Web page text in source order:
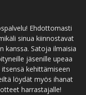
Ehdottomasti
sinua kiinnostavat
kanssa. Satoja ilmaisia
jäsenille upeaa
kehittämiseen
löydät myös ihanat
harrastajalle!